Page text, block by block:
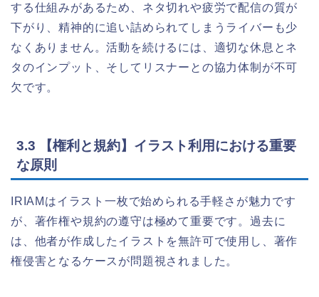
する仕組みがあるため、ネタ切れや疲労で配信の質が
下がり、精神的に追い詰められてしまうライバーも少
なくありません。活動を続けるには、適切な休息とネ
タのインプット、そしてリスナーとの協力体制が不可
欠です。
3.3 【権利と規約】イラスト利用における重要
な原則
IRIAMはイラスト一枚で始められる手軽さが魅力です
が、著作権や規約の遵守は極めて重要です。過去に
は、他者が作成したイラストを無許可で使用し、著作
権侵害となるケースが問題視されました。